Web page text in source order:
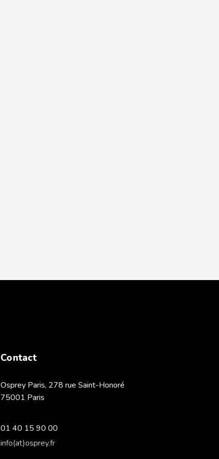
Contact
Osprey Paris, 278 rue Saint-Honoré
75001 Paris
01 40 15 90 00
info(at)osprey.fr